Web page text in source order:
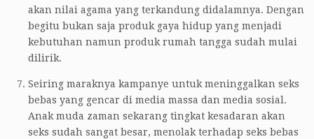
akan nilai agama yang terkandung didalamnya. Dengan
begitu bukan saja produk gaya hidup yang menjadi
kebutuhan namun produk rumah tangga sudah mulai
dilirik.
Seiring maraknya kampanye untuk meninggalkan seks
bebas yang gencar di media massa dan media sosial.
Anak muda zaman sekarang tingkat kesadaran akan
seks sudah sangat besar, menolak terhadap seks bebas